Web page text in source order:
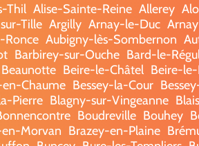
Thil Alise-Sainte-Reine Allerey
Tille Argilly Arnay-le-Duc
Ronce Aubigny-lès-Sombernon
Barbirey-sur-Ouche Bard-le-
Beaunotte Beire-le-Châtel Beire-
en-Chaume Bessey-la-Cour
Pierre Blagny-sur-Vingeanne
Boudreville Bouhey
Morvan Brazey-en-Plaine